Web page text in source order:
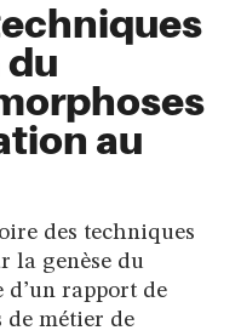
du
au
des techniques
la genèse du
d’un rapport de
de métier de